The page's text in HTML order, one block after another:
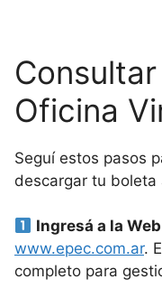
Oficina
Seguí estos pasos
descargar tu boleta
Ingresá a la
www.epec.com.ar.
completo para